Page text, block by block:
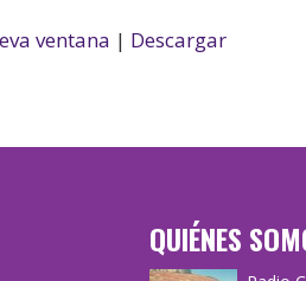
ventana | Descargar
QUIÉNES